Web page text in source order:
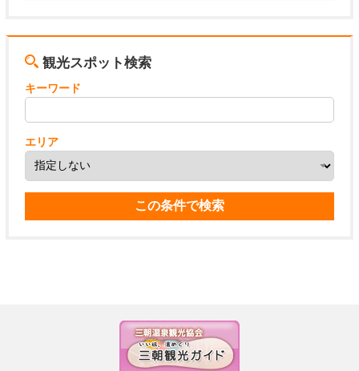
観光スポット検索
キーワード
エリア